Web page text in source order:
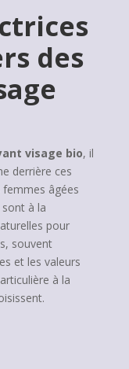
des
visage bio, il
derrière ces
âgées
à la
pour
souvent
et les valeurs
à la